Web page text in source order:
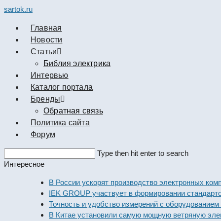
sartok.ru
Главная
Новости
Cтатьи
Библия электрика
Интервью
Каталог портала
Бренды
Обратная связь
Политика сайта
Форум
this
Type then hit enter to search
Интересное
В России ускорят производство электронных
IEK GROUP участвует в формировании стандартов
Точность и удобство измерений с оборудованием
В Китае установили самую мощную ветряную